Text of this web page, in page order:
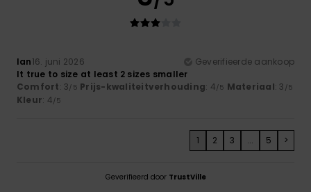
Ian16. juni 2026
Geverifieerde aankoop
It true to size at least 2 sizes smaller
Comfort: 3/5 Prijs-kwaliteitverhouding: 4/5 Materiaal: 3 /5
Kleur: 4/5
1 2 3 ... 5 >
Geverifieerd door TrustVille